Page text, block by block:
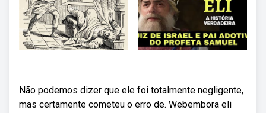
Não podemos dizer que ele foi totalmente negligente,
mas certamente cometeu o erro de. Webembora eli